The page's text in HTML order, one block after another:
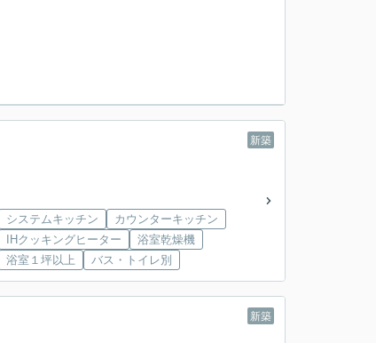
新築
システムキッチン
カウンターキッチン
IHクッキングヒーター
浴室乾燥機
浴室１坪以上
バス・トイレ別
新築